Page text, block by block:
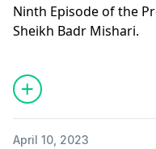
Ninth Episode of the
Sheikh Badr Mishari.
April 10, 2023